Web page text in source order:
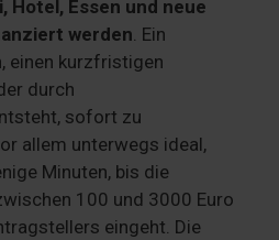
Hotel, Essen und neue
werden. Ein
einen kurzfristigen
durch
sofort zu
allem unterwegs ideal,
Minuten, bis die
100 und 3000 Euro
eingeht. Die